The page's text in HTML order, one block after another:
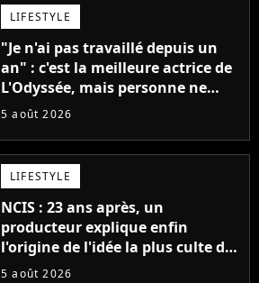
LIFESTYLE
"Je n'ai pas travaillé depuis un
an" : c'est la meilleure actrice de
L'Odyssée, mais personne ne
veut lui donner de rôle au
5 août 2026
LIFESTYLE
NCIS : 23 ans après, un
producteur explique enfin
l'origine de l'idée la plus culte de
la série (et on ne parle pas du
5 août 2026